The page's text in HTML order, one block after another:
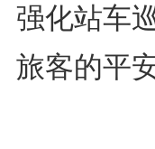
强化站车
旅客的平